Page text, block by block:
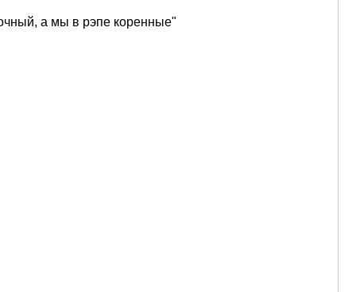
а мы в рэпе коренные"